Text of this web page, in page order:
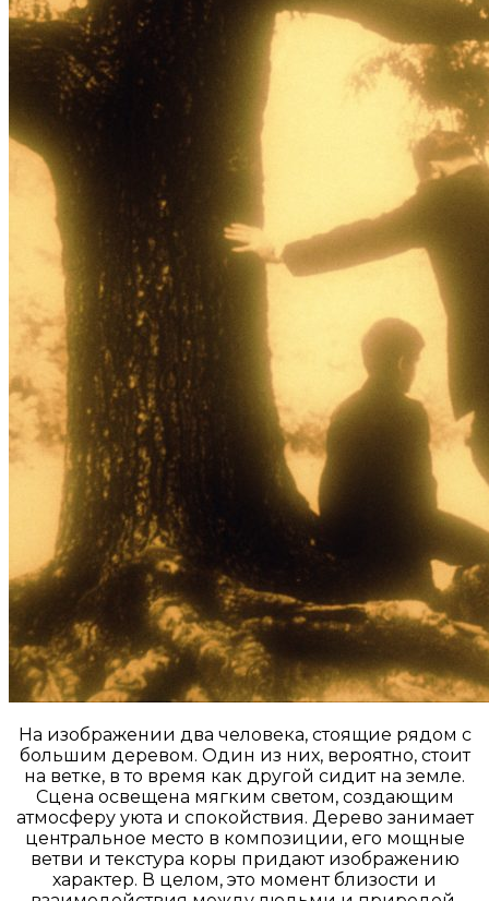
На изображении два человека, стоящие рядом с
большим деревом. Один из них, вероятно, стоит
на ветке, в то время как другой сидит на земле.
Сцена освещена мягким светом, создающим
атмосферу уюта и спокойствия. Дерево занимает
центральное место в композиции, его мощные
ветви и текстура коры придают изображению
характер. В целом, это момент близости и